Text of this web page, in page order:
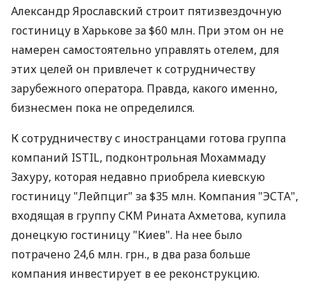
Александр Ярославский строит пятизвездочную
гостиницу в Харькове за $60 млн. При этом он не
намерен самостоятельно управлять отелем, для
этих целей он привлечет к сотрудничеству
зарубежного оператора. Правда, какого именно,
бизнесмен пока не определился.
К сотрудничеству с иностранцами готова группа
компаний ISTIL, подконтрольная Мохаммаду
Захуру, которая недавно приобрела киевскую
гостиницу "Лейпциг" за $35 млн. Компания "ЭСТА",
входящая в группу СКМ Рината Ахметова, купила
донецкую гостиницу "Киев". На нее было
потрачено 24,6 млн. грн., в два раза больше
компания инвестирует в ее реконструкцию.